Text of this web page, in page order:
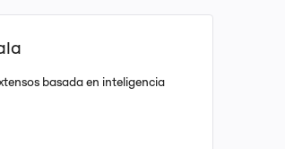
basada en inteligencia